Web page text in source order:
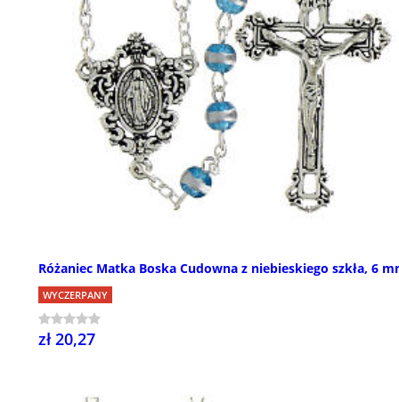
Różaniec Matka Boska Cudowna z niebieskiego szkła, 6
WYCZERPANY
zł 20,27